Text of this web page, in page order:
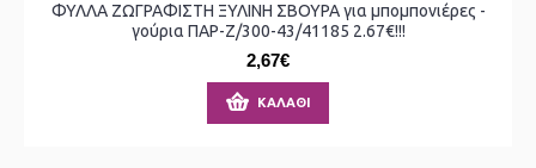
ΦΥΛΛΑ ΖΩΓΡΑΦΙΣΤΗ ΞΥΛΙΝΗ ΣΒΟΥΡΑ για μπομπονιέρες -
γούρια ΠΑΡ-Ζ/300-43/41185 2.67€!!!
2,67€
ΚΑΛΆΘΙ